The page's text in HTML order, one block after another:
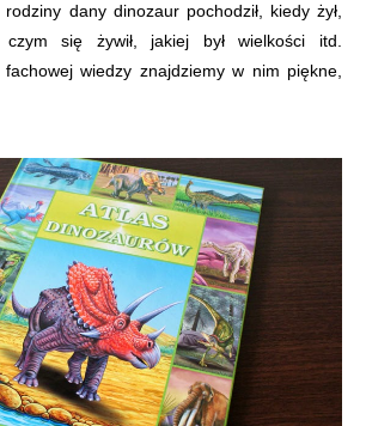
dany dinozaur pochodził, kiedy żył,
się żywił, jakiej był wielkości itd.
wiedzy znajdziemy w nim piękne,